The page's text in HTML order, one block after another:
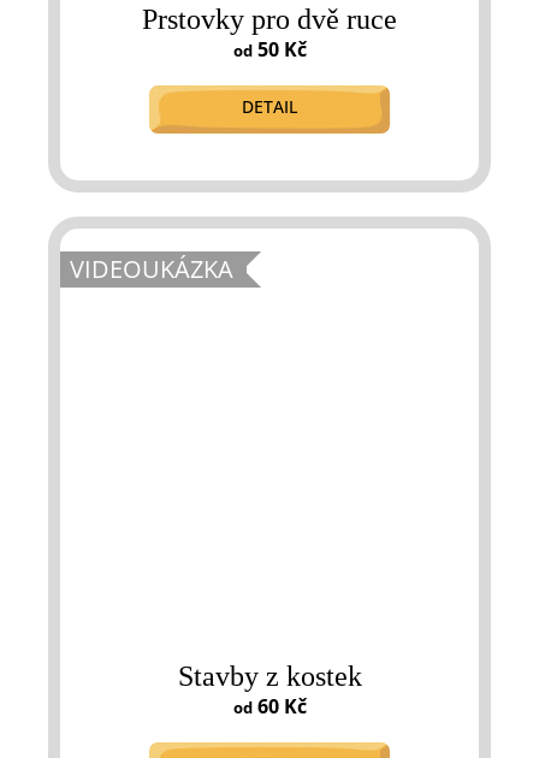
Prstovky pro dvě ruce
od50 Kč
DETAIL
VIDEOUKÁZKA
Stavby z kostek
od60 Kč